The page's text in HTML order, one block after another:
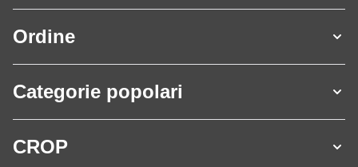
Ordine
Categorie popolari
CROP